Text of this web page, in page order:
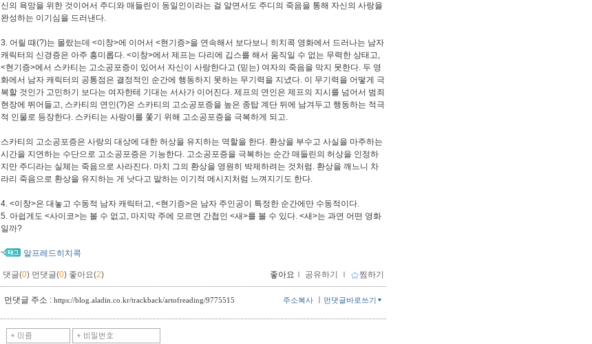
신의 욕망을 위한 것이어서 주디와 매들린이 동일인이라는 걸 알면서도 주디의 죽음을 통해 자신의 사랑을
완성하는 이기심을 드러낸다.
3. 어릴 때(?)는 몰랐는데 <이창>에 이어서 <현기증>을 연속해서 보다보니 히치콕 영화에서 드러나는 남자
캐릭터의 신경증은 아주 흥미롭다. <이창>에서 제프는 다리에 깁스를 해서 움직일 수 없는 무력한 상태고,
<현기증>에서 스카티는 고소공포증이 있어서 자신이 사랑한다고 (믿는) 여자의 죽음을 막지 못한다. 두 영
화에서 남자 캐릭터의 공통점은 결정적인 순간에 행동하지 못하는 무기력을 지녔다. 이 무기력을 어떻게 극
복할 것인가 고민하기 보다는 여자한테 기대는 서사가 이어진다. 제프의 연인은 제프의 지시를 넘어서 범죄
현장에 뛰어들고, 스카티의 연인(?)은 스카티의 고소공포증을 높은 종탑 계단 뒤에 남겨두고 행동하는 적극
적 인물로 등장한다. 스카티는 사랑이를 쫓기 위해 고소공포증을 극복하게 되고.
스카티의 고소공포증은 사랑의 대상에 대한 허상을 유지하는 역할을 한다. 환상을 부수고 사실을 마주하는
시간을 지연하는 수단으로 고소공포증은 기능한다. 고소공포증을 극복하는 순간 매들린의 허상을 인정하
지만 주디라는 실체는 죽음으로 사라진다. 마치 그의 환상을 영원히 박제하려는 것처럼. 환상을 깨느니 차
라리 죽음으로 환상을 유지하는 게 낫다고 말하는 이기적 메시지처럼 느껴지기도 한다.
4. <이창>은 대놓고 수동적 남자 캐릭터고, <현기증>은 남자 주인공이 특정한 순간에만 수동적이다.
5. 아쉽게도 <사이코>는 볼 수 없고, 마지막 주에 모르면 간첩인 <새>를 볼 수 있다. <새>는 과연 어떤 영화
일까?
알프레드히치콕
댓글(0) 먼댓글(0) 좋아요(2) 좋아요 ｌ 공유하기 ｌ 찜하기
먼댓글 주소 : https://blog.aladin.co.kr/trackback/artofreading/9775515 먼댓글바로쓰기
주소복사